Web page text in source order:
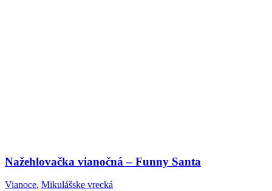
Nažehlovačka vianočná – Funny Santa
Vianoce, Mikulášske vrecká